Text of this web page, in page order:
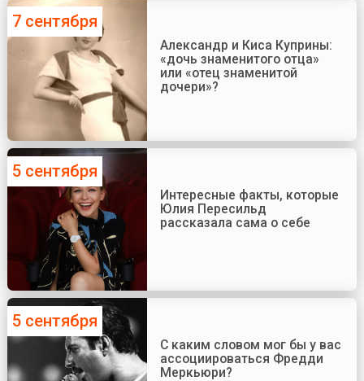
7 сентября
Александр и Киса Куприны:
«дочь знаменитого отца»
или «отец знаменитой
дочери»?
5 сентября
Интересные факты, которые
Юлия Пересильд
рассказала сама о себе
5 сентября
С каким словом мог бы у вас
ассоциироваться Фредди
Меркьюри?